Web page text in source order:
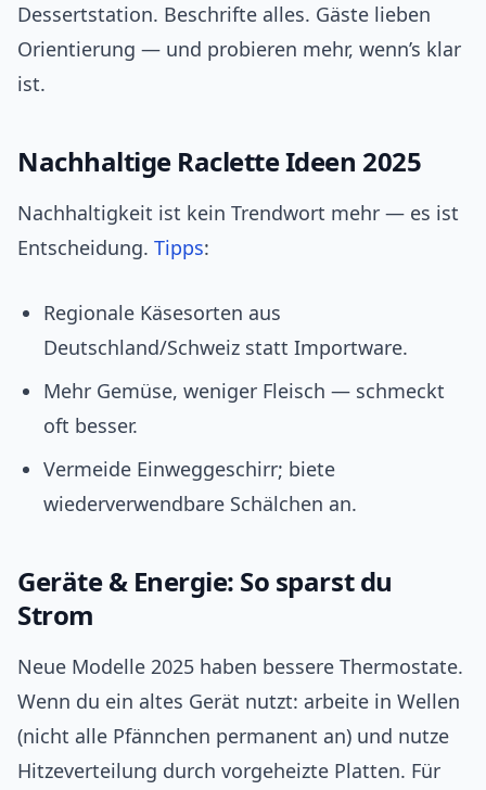
Dessertstation. Beschrifte alles. Gäste lieben
Orientierung — und probieren mehr, wenn’s klar
ist.
Nachhaltige Raclette Ideen 2025
Nachhaltigkeit ist kein Trendwort mehr — es ist
Entscheidung. Tipps:
Regionale Käsesorten aus
Deutschland/Schweiz statt Importware.
Mehr Gemüse, weniger Fleisch — schmeckt
oft besser.
Vermeide Einweggeschirr; biete
wiederverwendbare Schälchen an.
Geräte & Energie: So sparst du
Strom
Neue Modelle 2025 haben bessere Thermostate.
Wenn du ein altes Gerät nutzt: arbeite in Wellen
(nicht alle Pfännchen permanent an) und nutze
Hitzeverteilung durch vorgeheizte Platten. Für